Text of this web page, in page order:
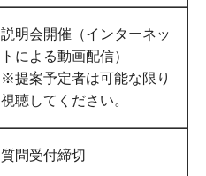
説明会開催（インターネッ
トによる動画配信）
※提案予定者は可能な限り
視聴してください。
質問受付締切